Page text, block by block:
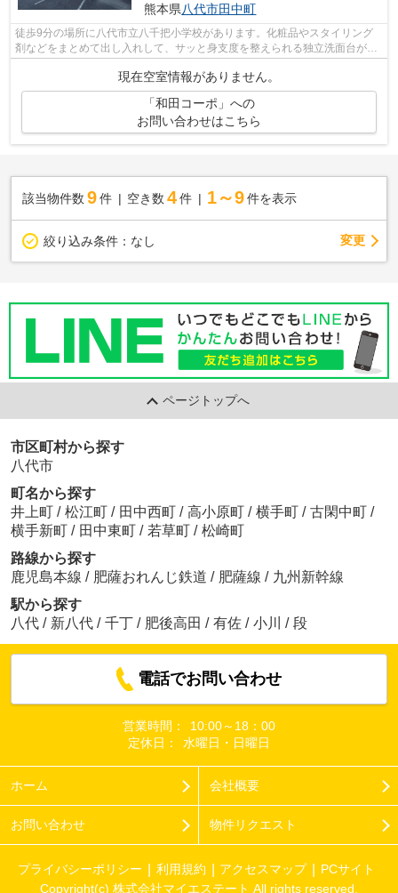
熊本県八代市田中町
徒歩9分の場所に八代市立八千把小学校があります。化粧品やスタイリング
剤などをまとめて出し入れして、サッと身支度を整えられる独立洗面台が付
いております。こちらの物件は現在空家...
現在空室情報がありません。
「和田コーポ」への
お問い合わせはこちら
該当物件数 9件 空き数 4 件 1～9 件を表示
絞り込み条件： なし 変更
ページトップへ
市区町村から探す
八代市
町名から探す
井上町 / 松江町 / 田中西町 / 高小原町 / 横手町 / 古閑中町 /
横手新町 / 田中東町 / 若草町 / 松崎町
路線から探す
鹿児島本線 / 肥薩おれんじ鉄道 / 肥薩線 / 九州新幹線
駅から探す
八代 / 新八代 / 千丁 / 肥後高田 / 有佐 / 小川 / 段
電話でお問い合わせ
営業時間：
10:00～18：00
定休日：
水曜日・日曜日
ホーム 会社概要
お問い合わせ 物件リクエスト
プライバシーポリシー 利用規約 アクセスマップ
PCサイト
Copyright(c) 株式会社マイエステート All rights reserved.